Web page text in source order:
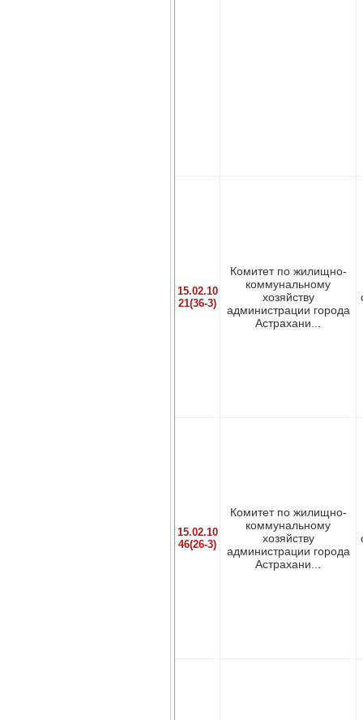
15.02.10
21(36-3)
Комитет по жилищно-
коммунальному
хозяйству
администрации города
Астрахани...
15.02.10
46(26-3)
Комитет по жилищно-
коммунальному
хозяйству
администрации города
Астрахани...